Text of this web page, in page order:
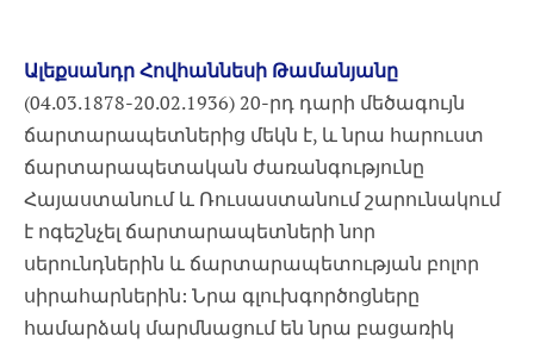
Ալեքսանդր Հովհաննեսի Թամանյանը
(04.03.1878-20.02.1936) 20-րդ դարի մեծագույն
ճարտարապետներից մեկն է, և նրա հարուստ
ճարտարապետական ժառանգությունը
Հայաստանում և Ռուսաստանում շարունակում
է ոգեշնչել ճարտարապետների նոր
սերունդներին և ճարտարապետության բոլոր
սիրահարներին: Նրա գլուխգործոցները
համարձակ մարմնացում են նրա բացառիկ